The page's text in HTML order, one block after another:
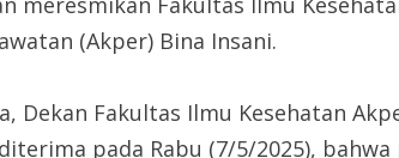
(Akper) Bina Insani.
Dekan Fakultas Ilmu Kesehatan
pada Rabu (7/5/2025),